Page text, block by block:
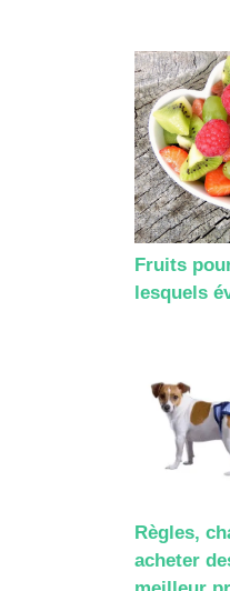
Fruits
lesquels
Règles,
acheter